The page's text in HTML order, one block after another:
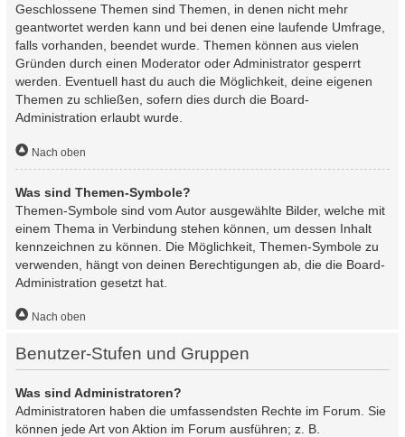
Geschlossene Themen sind Themen, in denen nicht mehr
geantwortet werden kann und bei denen eine laufende Umfrage,
falls vorhanden, beendet wurde. Themen können aus vielen
Gründen durch einen Moderator oder Administrator gesperrt
werden. Eventuell hast du auch die Möglichkeit, deine eigenen
Themen zu schließen, sofern dies durch die Board-
Administration erlaubt wurde.
Nach oben
Was sind Themen-Symbole?
Themen-Symbole sind vom Autor ausgewählte Bilder, welche mit
einem Thema in Verbindung stehen können, um dessen Inhalt
kennzeichnen zu können. Die Möglichkeit, Themen-Symbole zu
verwenden, hängt von deinen Berechtigungen ab, die die Board-
Administration gesetzt hat.
Nach oben
Benutzer-Stufen und Gruppen
Was sind Administratoren?
Administratoren haben die umfassendsten Rechte im Forum. Sie
können jede Art von Aktion im Forum ausführen; z. B.